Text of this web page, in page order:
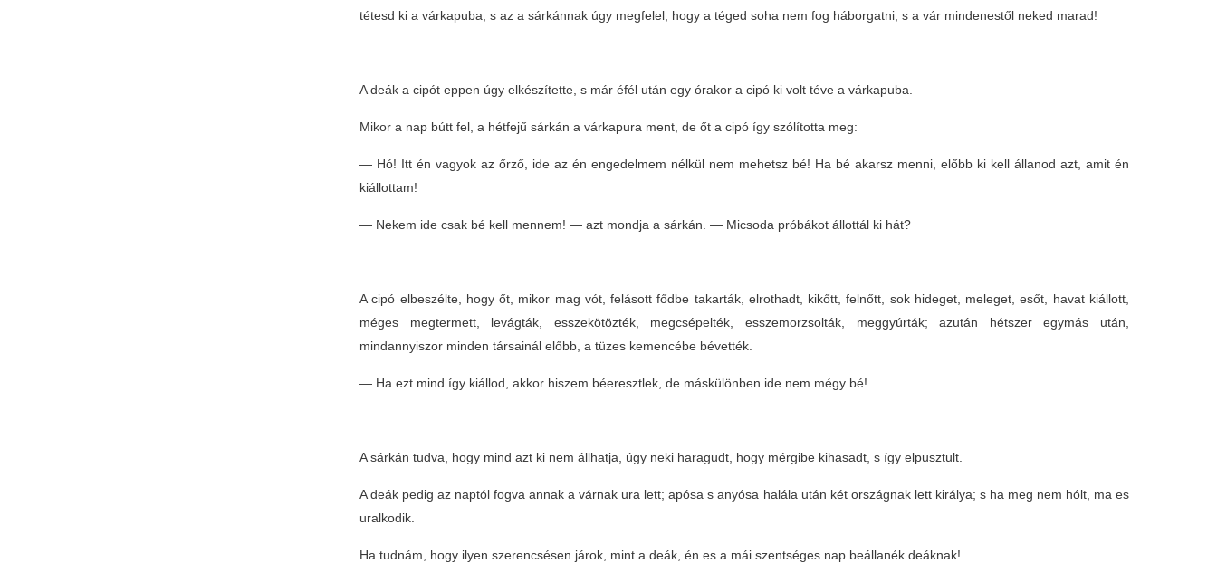
tétesd ki a várkapuba, s az a sárkánnak úgy megfelel, hogy a téged soha nem fog háborgatni, s a vár mindenestől neked marad!
A deák a cipót eppen úgy elkészítette, s már éfél után egy órakor a cipó ki volt téve a várkapuba.
Mikor a nap bútt fel, a hétfejű sárkán a várkapura ment, de őt a cipó így szólította meg:
— Hó! Itt én vagyok az őrző, ide az én engedelmem nélkül nem mehetsz bé! Ha bé akarsz menni, előbb ki kell állanod azt, amit én
kiállottam!
— Nekem ide csak bé kell mennem! — azt mondja a sárkán. — Micsoda próbákot állottál ki hát?
A cipó elbeszélte, hogy őt, mikor mag vót, felásott fődbe takarták, elrothadt, kikőtt, felnőtt, sok hideget, meleget, esőt, havat kiállott,
méges megtermett, levágták, esszekötözték, megcsépelték, esszemorzsolták, meggyúrták; azután hétszer egymás után,
mindannyiszor minden társainál előbb, a tüzes kemencébe bévették.
— Ha ezt mind így kiállod, akkor hiszem béeresztlek, de máskülönben ide nem mégy bé!
A sárkán tudva, hogy mind azt ki nem állhatja, úgy neki haragudt, hogy mérgibe kihasadt, s így elpusztult.
A deák pedig az naptól fogva annak a várnak ura lett; apósa s anyósa halála után két országnak lett királya; s ha meg nem hólt, ma es
uralkodik.
Ha tudnám, hogy ilyen szerencsésen járok, mint a deák, én es a mái szentséges nap beállanék deáknak!